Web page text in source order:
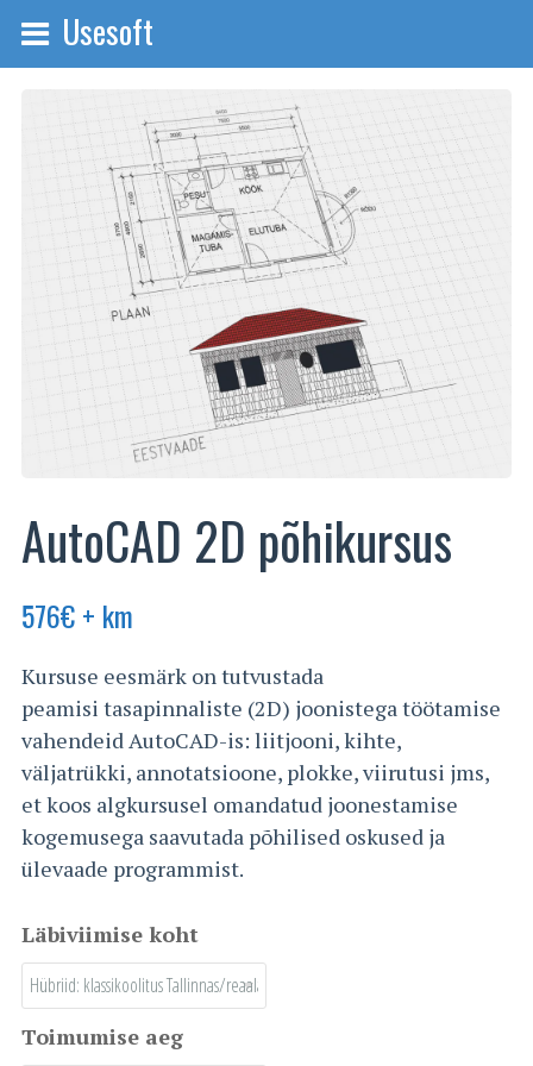
Usesoft
AutoCAD 2D põhikursus
576€+ km
Kursuse eesmärk on tutvustada
peamisi tasapinnaliste (2D) joonistega töötamise
vahendeid AutoCAD-is: liitjooni, kihte,
väljatrükki, annotatsioone, plokke, viirutusi jms,
et koos algkursusel omandatud joonestamise
kogemusega saavutada põhilised oskused ja
ülevaade programmist.
Läbiviimise koht
Toimumise aeg